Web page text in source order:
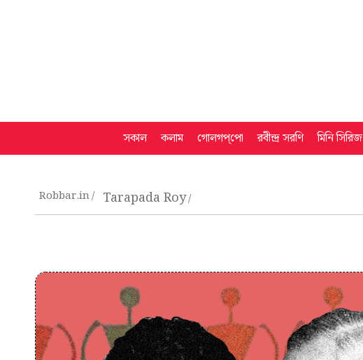
সকাল কলাম গোলগপ্‌পো রবীন্দ্র সরণি মিনি সিরিজ
Robbar.in Tarapada Roy